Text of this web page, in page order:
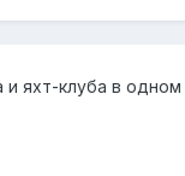
яхт-клуба в одном